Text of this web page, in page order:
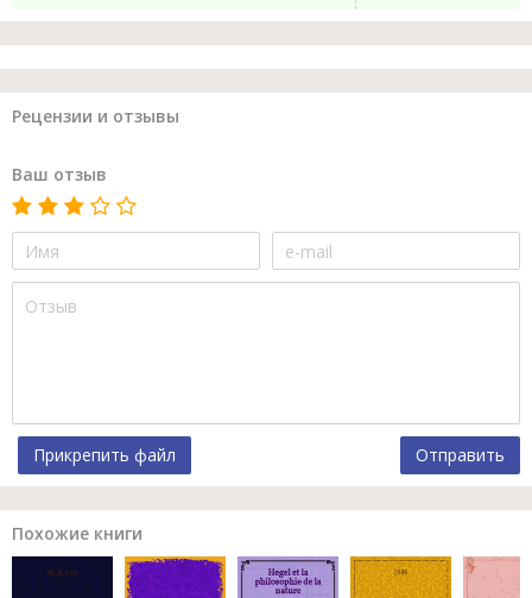
Рецензии и отзывы
Ваш отзыв
Прикрепить файл Отправить
Похожие книги